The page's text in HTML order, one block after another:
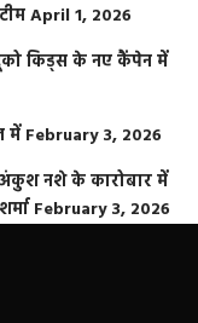
April 1, 2026
किड्स के नए कैंपेन में
में February 3, 2026
अंकुश नशे के कारोबार में
February 3, 2026